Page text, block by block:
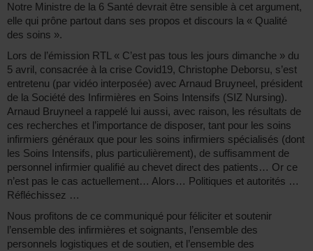
Notre Ministre de la 6 Santé devrait être sensible à cet argument,
elle qui prône partout dans ses propos et discours la « Qualité
des soins ».
Lors de l’émission RTL « C’est pas tous les jours dimanche » du
5 avril, consacrée à la crise Covid19, Christophe Deborsu, s’est
entretenu (par vidéo interposée) avec Arnaud Bruyneel, président
de la Société des Infirmières en Soins Intensifs (SIZ Nursing).
Arnaud Bruyneel a rappelé lui aussi, avec raison, les résultats de
ces recherches et l’importance de disposer, tant pour les soins
infirmiers généraux que pour les soins infirmiers spécialisés (dont
les Soins Intensifs, plus particulièrement), de suffisamment de
personnel infirmier qualifié au chevet direct des patients… Or ce
n’est pas le cas actuellement… Alors… Politiques et autorités …
Réfléchissez …
Nous profitons de ce communiqué pour féliciter et soutenir
l’ensemble des infirmières et soignants, l’ensemble des
personnels logistiques et de soutien, et l’ensemble des